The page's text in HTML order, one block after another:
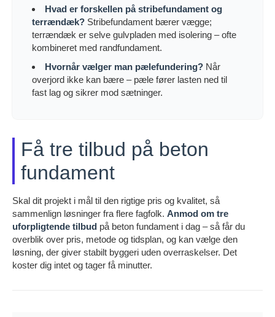
Hvad er forskellen på stribefundament og
terrændæk? Stribefundament bærer vægge;
terrændæk er selve gulvpladen med isolering – ofte
kombineret med randfundament.
Hvornår vælger man pælefundering? Når
overjord ikke kan bære – pæle fører lasten ned til
fast lag og sikrer mod sætninger.
Få tre tilbud på beton
fundament
Skal dit projekt i mål til den rigtige pris og kvalitet, så
sammenlign løsninger fra flere fagfolk. Anmod om tre
uforpligtende tilbud på beton fundament i dag – så får du
overblik over pris, metode og tidsplan, og kan vælge den
løsning, der giver stabilt byggeri uden overraskelser. Det
koster dig intet og tager få minutter.